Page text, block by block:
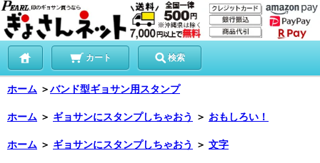
カート 検索
ホーム ＞バンド型ギョサン用スタンプ
ホーム ＞ ギョサンにスタンプしちゃおう ＞ おもしろい！
ホーム ＞ ギョサンにスタンプしちゃおう ＞ 文字